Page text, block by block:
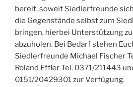
bereit, soweit Siedlerfreunde
die Gegenstände selbst zum
bringen, hierbei Unterstützung
abzuholen. Bei Bedarf stehen
Siedlerfreunde Michael Fischer
Roland Effler Tel. 0371/211443
0151/20429301 zur Verfügung.